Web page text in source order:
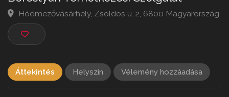
Borostyán Temetkezési Szolgálat
Hódmezővásárhely, Zsoldos u. 2, 6800
Áttekintés Helyszín Vélemény hozzáadása